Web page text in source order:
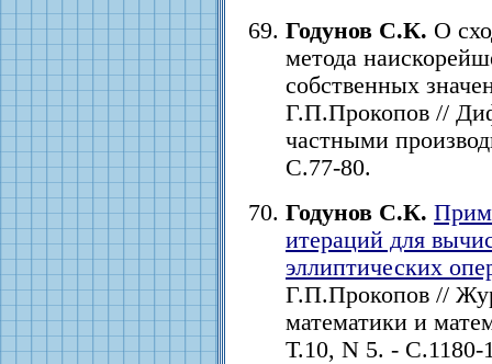
Годунов С.К. О
метода
собственных
Г.П.Прокопов //
частными
С.77-80.
Годунов С.К.
итераций для
эллиптических
Г.П.Прокопов //
математики и
Т.10, N 5. - С.1180-